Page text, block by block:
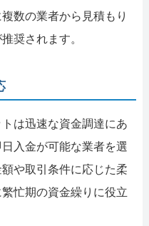
数の業者から見積もり
奨されます。
は迅速な資金調達にあ
入金が可能な業者を選
や取引条件に応じた柔
忙期の資金繰りに役立